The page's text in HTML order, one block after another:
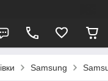
Samsung